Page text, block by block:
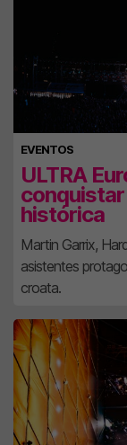
EVENTOS
ULTRA
histórica
Martin Garrix,
asistentes
croata.